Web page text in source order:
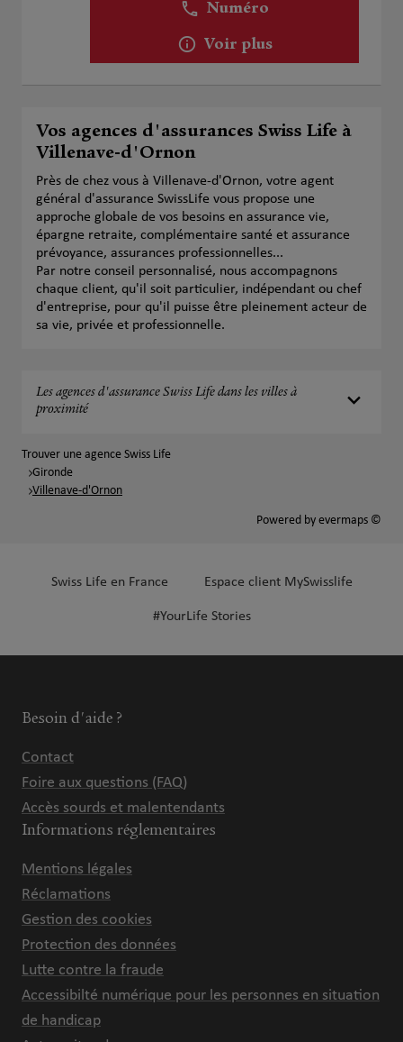
Numéro
Voir plus
Vos agences d'assurances Swiss Life à
Villenave-d'Ornon
Près de chez vous à Villenave-d'Ornon, votre agent
général d'assurance SwissLife vous propose une
approche globale de vos besoins en assurance vie,
épargne retraite, complémentaire santé et assurance
prévoyance, assurances professionnelles...
Par notre conseil personnalisé, nous accompagnons
chaque client, qu'il soit particulier, indépendant ou chef
d'entreprise, pour qu'il puisse être pleinement acteur de
sa vie, privée et professionnelle.
Les agences d'assurance Swiss Life dans les villes à
proximité
Trouver une agence Swiss Life
Gironde
Villenave-d'Ornon
Powered by evermaps ©
Swiss Life en France Espace client MySwisslife
#YourLife Stories
Besoin d'aide ?
Contact
Foire aux questions (FAQ)
Accès sourds et malentendants
Informations réglementaires
Mentions légales
Réclamations
Gestion des cookies
Protection des données
Lutte contre la fraude
Accessibilté numérique pour les personnes en situation
de handicap